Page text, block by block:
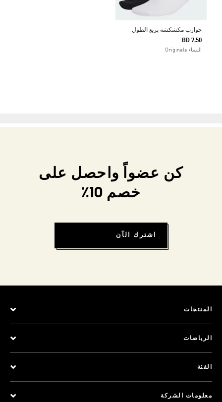
جوارب مكشكشة بربع الطول
BD 7.50
النساء Originals
كن عضواً واحصل على
خصم 10٪
اشترك الآن
المنتجات
الرياضات
الفئة
معلومات الشركة